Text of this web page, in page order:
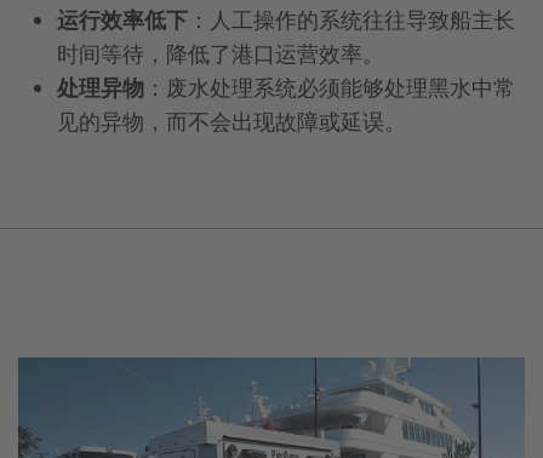
运行效率低下 ：人工操作的系统往往导致船主长
时间等待，降低了港口运营效率。
处理异物 ：废水处理系统必须能够处理黑水中常
见的异物，而不会出现故障或延误。